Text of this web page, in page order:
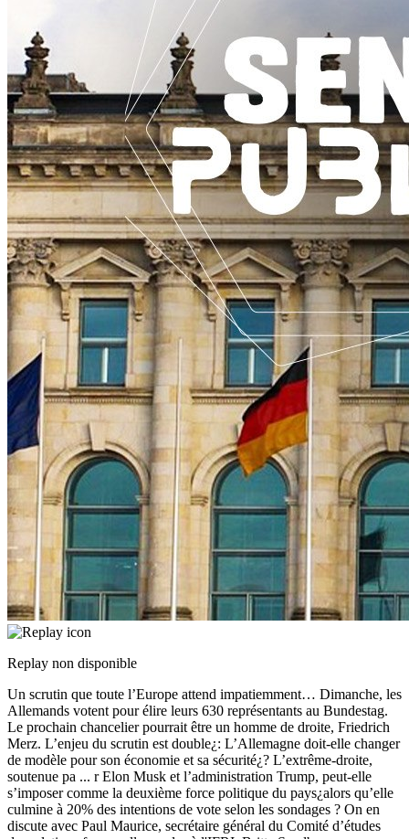
Replay non disponible
Un scrutin que toute l’Europe attend impatiemment… Dimanche, les
Allemands votent pour élire leurs 630 représentants au Bundestag.
Le prochain chancelier pourrait être un homme de droite, Friedrich
Merz. L’enjeu du scrutin est double¿: L’Allemagne doit-elle changer
de modèle pour son économie et sa sécurité¿? L’extrême-droite,
soutenue pa ... r Elon Musk et l’administration Trump, peut-elle
s’imposer comme la deuxième force politique du pays¿alors qu’elle
culmine à 20% des intentions de vote selon les sondages ? On en
discute avec Paul Maurice, secrétaire général du Comité d’études